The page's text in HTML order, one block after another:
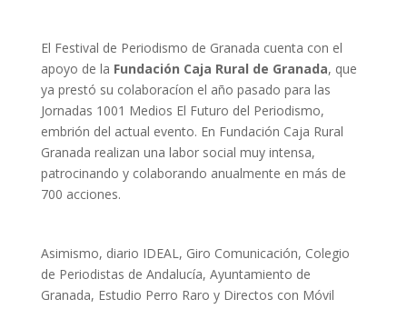
El Festival de Periodismo de Granada cuenta con el
apoyo de la Fundación Caja Rural de Granada, que
ya prestó su colaboracíon el año pasado para las
Jornadas 1001 Medios El Futuro del Periodismo,
embrión del actual evento. En Fundación Caja Rural
Granada realizan una labor social muy intensa,
patrocinando y colaborando anualmente en más de
700 acciones.
Asimismo, diario IDEAL, Giro Comunicación, Colegio
de Periodistas de Andalucía, Ayuntamiento de
Granada, Estudio Perro Raro y Directos con Móvil